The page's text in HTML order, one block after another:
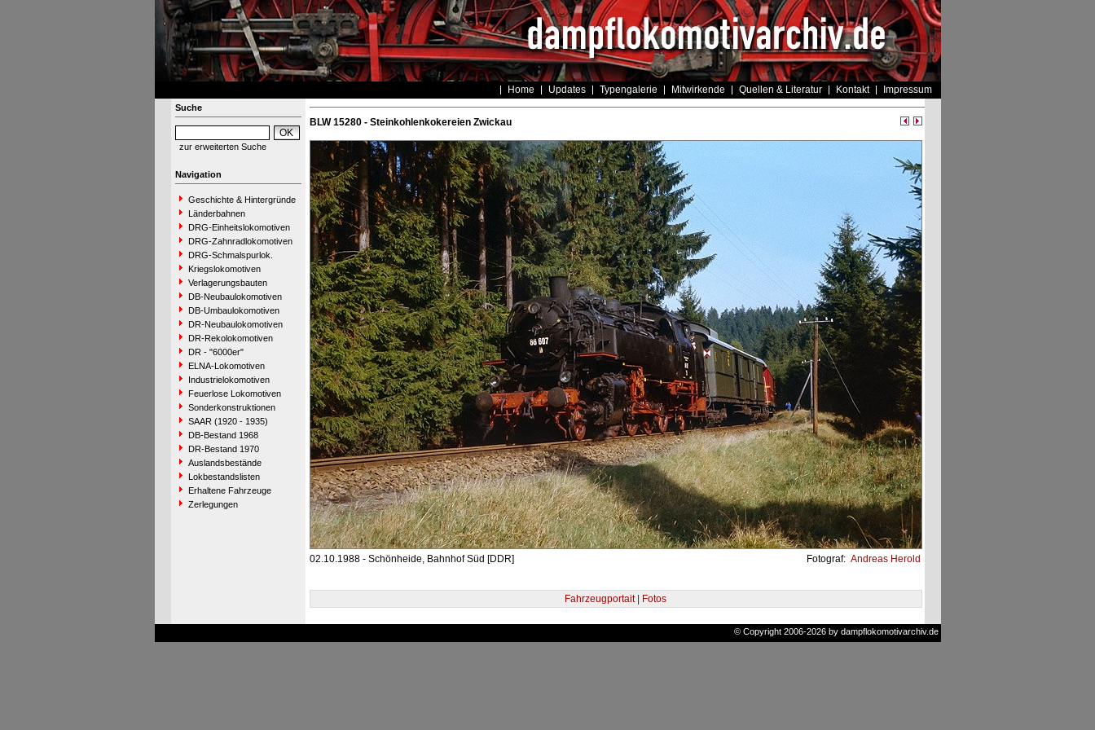
Home Updates Typengalerie Mitwirkende Quellen & Literatur Kontakt Impressum
Suche
zur erweiterten Suche
Navigation
Geschichte & Hintergründe
Länderbahnen
DRG-Einheitslokomotiven
DRG-Zahnradlokomotiven
DRG-Schmalspurlok.
Kriegslokomotiven
Verlagerungsbauten
DB-Neubaulokomotiven
DB-Umbaulokomotiven
DR-Neubaulokomotiven
DR-Rekolokomotiven
DR - "6000er"
ELNA-Lokomotiven
Industrielokomotiven
Feuerlose Lokomotiven
Sonderkonstruktionen
SAAR (1920 - 1935)
DB-Bestand 1968
DR-Bestand 1970
Auslandsbestände
Lokbestandslisten
Erhaltene Fahrzeuge
Zerlegungen
BLW 15280 - Steinkohlenkokereien Zwickau
02.10.1988 - Schönheide, Bahnhof Süd [DDR] Fotograf: Andreas Herold
Fahrzeugportait | Fotos
© Copyright 2006-2026 by dampflokomotivarchiv.de